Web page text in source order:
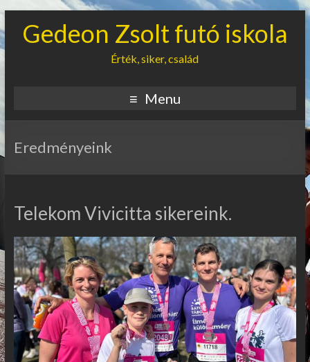
Gedeon Zsolt futó iskola
Érték, siker, család
Menu
Eredményeink
Telekom Vivicitta sikereink.